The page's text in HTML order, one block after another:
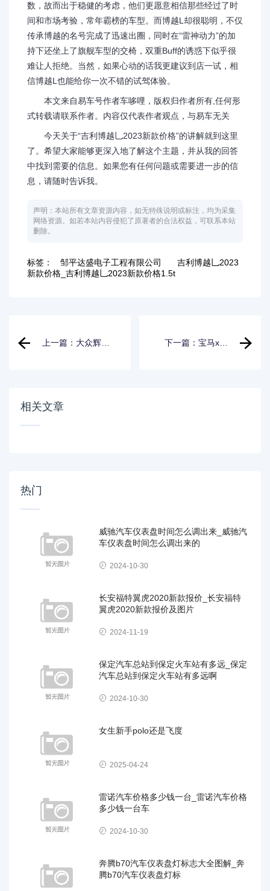
数，故而出于稳健的考虑，他们更愿意相信那些经过了时
间和市场考验，常年霸榜的车型。而博越L却很聪明，不仅
传承博越的名号完成了迅速出圈，同时在“雷神动力”的加
持下还坐上了旗舰车型的交椅，双重Buff的诱惑下似乎很
难让人拒绝。当然，如果心动的话我更建议到店一试，相
信博越L也能给你一次不错的试驾体验。
本文来自易车号作者车哆哩，版权归作者所有,任何形
式转载请联系作者。内容仅代表作者观点，与易车无关
今天关于“吉利博越乚2023新款价格”的讲解就到这里
了。希望大家能够更深入地了解这个主题，并从我的回答
中找到需要的信息。如果您有任何问题或需要进一步的信
息，请随时告诉我。
声明：本站所有文章资源内容，如无特殊说明或标注，均为采集
网络资源。如若本站内容侵犯了原著者的合法权益，可联系本站
删除。
标签： 邹平达盛电子工程有限公司
吉利博越乚2023
新款价格_吉利博越乚2023新款价格1.5t
上一篇：大众辉昂
下一篇：宝马x6
相关文章
热门
威驰汽车仪表盘时间怎么调出来_威驰汽
车仪表盘时间怎么调出来的
2024-10-30
长安福特翼虎2020新款报价_长安福特
翼虎2020新款报价及图片
2024-11-19
保定汽车总站到保定火车站有多远_保定
汽车总站到保定火车站有多远啊
2024-10-30
女生新手polo还是飞度
2025-04-24
雷诺汽车价格多少钱一台_雷诺汽车价格
多少钱一台车
2024-10-30
奔腾b70汽车仪表盘灯标志大全图解_奔
腾b70汽车仪表盘灯标